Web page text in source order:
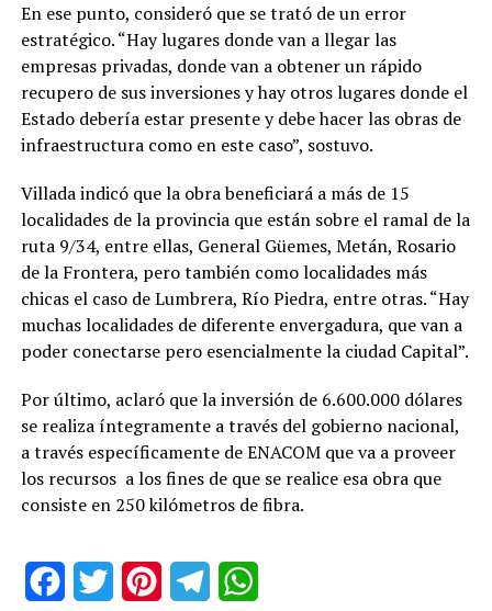
En ese punto, consideró que se trató de un error
estratégico. “Hay lugares donde van a llegar las
empresas privadas, donde van a obtener un rápido
recupero de sus inversiones y hay otros lugares donde el
Estado debería estar presente y debe hacer las obras de
infraestructura como en este caso”, sostuvo.
Villada indicó que la obra beneficiará a más de 15
localidades de la provincia que están sobre el ramal de la
ruta 9/34, entre ellas, General Güemes, Metán, Rosario
de la Frontera, pero también como localidades más
chicas el caso de Lumbrera, Río Piedra, entre otras. “Hay
muchas localidades de diferente envergadura, que van a
poder conectarse pero esencialmente la ciudad Capital”.
Por último, aclaró que la inversión de 6.600.000 dólares
se realiza íntegramente a través del gobierno nacional,
a través específicamente de ENACOM que va a proveer
los recursos a los fines de que se realice esa obra que
consiste en 250 kilómetros de fibra.
FacebookTwitter PinterestTelegram